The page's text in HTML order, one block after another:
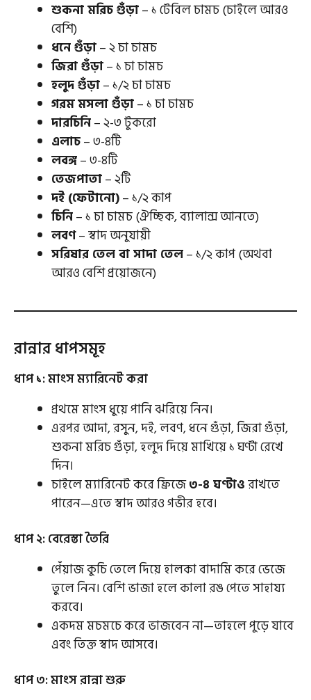
শুকনা মরিচ গুঁড়া– ১ টেবিল চামচ (চাইলে আরও
বেশি)
ধনে গুঁড়া– ২ চা চামচ
জিরা গুঁড়া– ১ চা চামচ
হলুদ গুঁড়া– ১/২ চা চামচ
গরম মসলা গুঁড়া– ১ চা চামচ
দারচিনি– ২-৩ টুকরো
এলাচ– ৩-৪টি
লবঙ্গ– ৩-৪টি
তেজপাতা– ২টি
দই (ফেটানো)– ১/২ কাপ
চিনি– ১ চা চামচ (ঐচ্ছিক, ব্যালান্স আনতে)
লবণ– স্বাদ অনুযায়ী
সরিষার তেল বা সাদা তেল– ১/২ কাপ (অথবা
আরও বেশি প্রয়োজনে)
রান্নার ধাপসমূহ
ধাপ ১: মাংস ম্যারিনেট করা
প্রথমে মাংস ধুয়ে পানি ঝরিয়ে নিন।
এরপর আদা, রসুন, দই, লবণ, ধনে গুঁড়া, জিরা গুঁড়া,
শুকনা মরিচ গুঁড়া, হলুদ দিয়ে মাখিয়ে ১ ঘণ্টা রেখে
দিন।
চাইলে ম্যারিনেট করে ফ্রিজে৩-৪ ঘণ্টাওরাখতে
পারেন—এতে স্বাদ আরও গভীর হবে।
ধাপ ২: বেরেস্তা তৈরি
পেঁয়াজ কুচি তেলে দিয়ে হালকা বাদামি করে ভেজে
তুলে নিন। বেশি ভাজা হলে কালা রঙ পেতে সাহায্য
করবে।
একদম মচমচে করে ভাজবেন না—তাহলে পুড়ে যাবে
এবং তিক্ত স্বাদ আসবে।
ধাপ ৩: মাংস রান্না শুরু